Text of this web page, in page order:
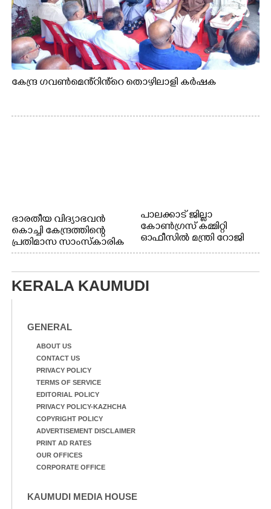
കേന്ദ്ര ഗവൺമെൻ്റിൻ്റെ തൊഴിലാളി കർഷക
ഭാരതീയ വിദ്യാഭവൻ
കൊച്ചി കേന്ദ്രത്തിന്റെ
പ്രതിമാസ സാംസ്കാരിക
പരിപാടിയുടെ ഭാഗമായി
പട്ടേൽ സഭാഗൃഹത്തിൽ
എം. അക്ഷതയുടെ
അവതരിപ്പിച്ച ലയ നമൻ
പാലക്കാട് ജില്ലാ
കോൺഗ്രസ് കമ്മിറ്റി
ഓഫീസിൽ മന്ത്രി റോജി
എം ജോണിന്
KERALA KAUMUDI
GENERAL
ABOUT US
CONTACT US
PRIVACY POLICY
TERMS OF SERVICE
EDITORIAL POLICY
PRIVACY POLICY-KAZHCHA
COPYRIGHT POLICY
ADVERTISEMENT DISCLAIMER
PRINT AD RATES
OUR OFFICES
CORPORATE OFFICE
KAUMUDI MEDIA HOUSE